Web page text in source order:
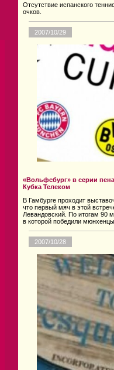
Отсутствие испанского
очков.
2007/10/29
«Вольфсбург» в серии
Кубка Телеком
В Гамбурге проходит
что первый мяч в этой
Левандовский. По итогам 90
в которой победили
2007/10/28